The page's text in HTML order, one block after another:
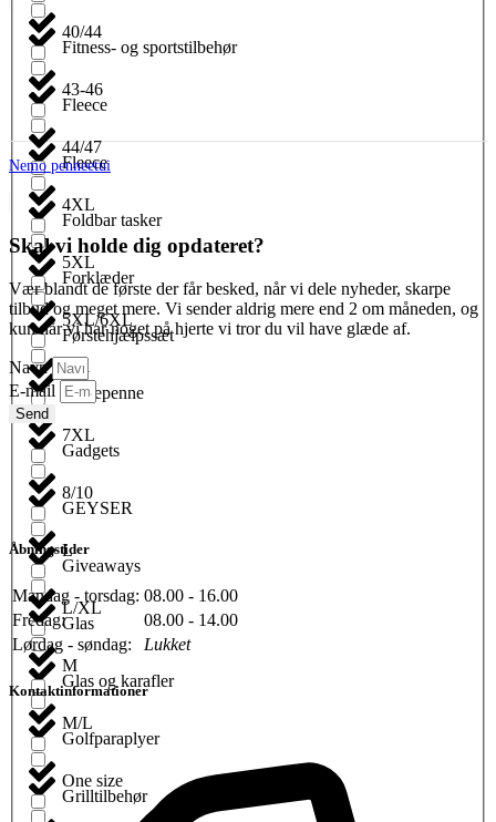
Fitness- og sportstilbehør
Fleece
Fleece
Foldbar tasker
Forklæder
Førstehjælpssæt
Fyldepenne
Gadgets
GEYSER
Giveaways
Glas
Glas og karafler
Golfparaplyer
Grilltilbehør
40/44
43-46
44/47
4XL
5XL
5XL/6XL
6XL
7XL
8/10
L
L/XL
M
M/L
One size
Nemo penneetui
Skal vi holde dig opdateret?
Vær blandt de første der får besked, når vi dele nyheder, skarpe
tilbud og meget mere. Vi sender aldrig mere end 2 om måneden, og
kun når vi har noget på hjerte vi tror du vil have glæde af.
Navn
E-mail
Send
Åbningstider
Mandag - torsdag: 08.00 - 16.00
Fredag:
08.00 - 14.00
Lørdag - søndag:
Lukket
Kontaktinformationer